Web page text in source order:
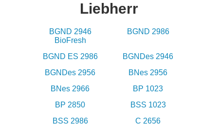
Liebherr
BGND 2946
BioFresh
BGND 2986
BGND ES 2986
BGNDes 2946
BGNDes 2956
BNes 2956
BNes 2966
BP 1023
BP 2850
BSS 1023
BSS 2986
C 2656